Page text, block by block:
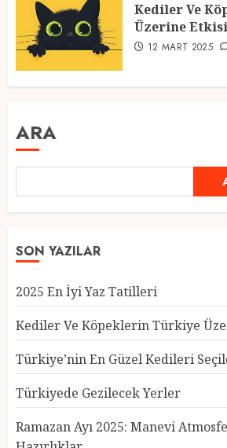
Kediler Ve
Üzerine Etkisi
12 MART 2025
ARA
SON YAZILAR
2025 En İyi Yaz Tatilleri
Kediler Ve Köpeklerin Türkiye
Türkiye’nin En Güzel Kedileri
Türkiyede Gezilecek Yerler
Ramazan Ayı 2025: Manevi
Türkiye’nin
Seçildi
12 MART 2025